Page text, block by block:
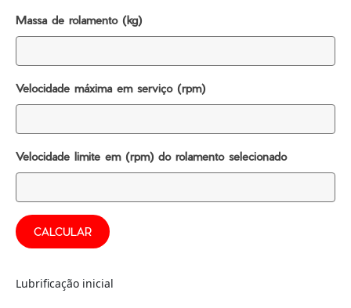
Massa de rolamento (kg)
Velocidade máxima em serviço (rpm)
Velocidade limite em (rpm) do rolamento selecionado
CALCULAR
Lubrificação inicial